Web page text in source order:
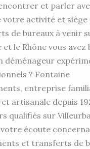
et parler
activité et siège
de bureaux à venir
le Rhône vous avez
déménageur
? Fontaine
entreprise
artisanale depuis
qualifiés sur
votre écoute
et transferts de